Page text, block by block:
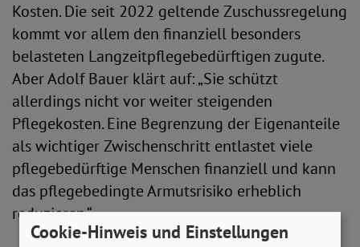
Kosten. Die seit 2022 geltende Zuschussregelung
kommt vor allem den finanziell besonders
belasteten Langzeitpflegebedürftigen zugute.
Aber Adolf Bauer klärt auf: „Sie schützt
allerdings nicht vor weiter steigenden
Pflegekosten. Eine Begrenzung der Eigenanteile
als wichtiger Zwischenschritt entlastet viele
pflegebedürftige Menschen finanziell und kann
das pflegebedingte Armutsrisiko erheblich
reduzieren.“
Cookie-Hinweis und Einstellungen